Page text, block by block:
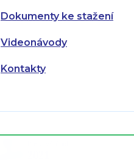
Dokumenty ke stažení
Videonávody
Kontakty
Pátek: